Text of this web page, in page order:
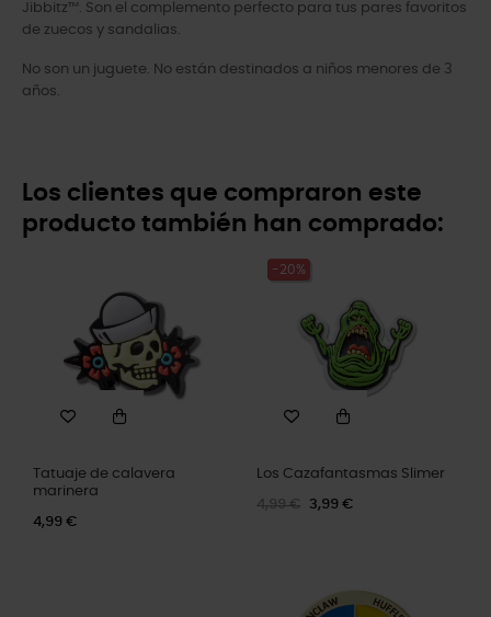
Jibbitz™. Son el complemento perfecto para tus pares favoritos
de zuecos y sandalias.
No son un juguete. No están destinados a niños menores de 3
años.
Los clientes que compraron este
producto también han comprado:
Tatuaje de calavera
marinera
4,99 €
-20%
Los Cazafantasmas Slimer
4,99 € 3,99 €